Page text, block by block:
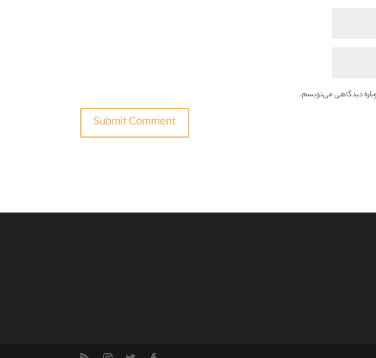
دیدگاهی می‌نویسم.